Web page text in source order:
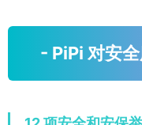
- PiPi 对安全